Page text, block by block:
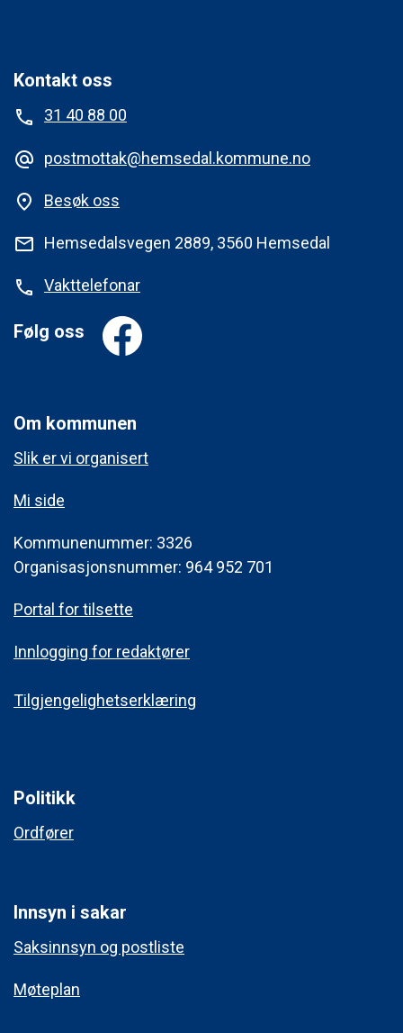
Kontakt oss
phone
31 40 88 00
alternate_email postmottak@hemsedal.kommune.no
place Besøk oss
mail Hemsedalsvegen 2889, 3560 Hemsedal
phone Vakttelefonar
Følg oss
Om kommunen
Slik er vi organisert
Mi side
Kommunenummer: 3326
Organisasjonsnummer: 964 952 701
Portal for tilsette
Innlogging for redaktører
Tilgjengelighetserklæring
Politikk
Ordfører
Innsyn i sakar
Saksinnsyn og postliste
Møteplan